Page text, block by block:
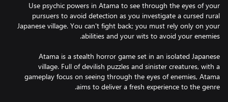
Use psychic powers in Atama to see through the eyes of your
pursuers to avoid detection as you investigate a cursed rural
Japanese village. You can't fight back; you must rely only on your
Atama is a stealth horror game set in an isolated Japanese
village. Full of devilish puzzles and sinister creatures, with a
gameplay focus on seeing through the eyes of enemies, Atama